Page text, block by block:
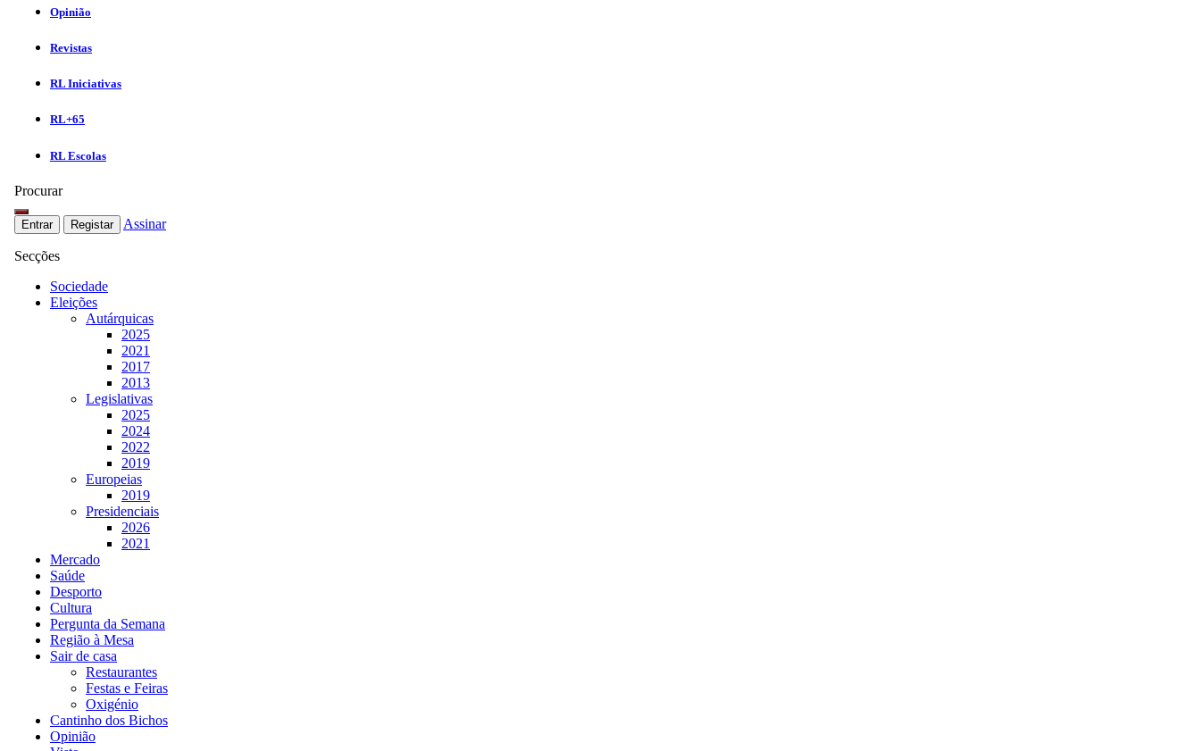
Opinião
Revistas
RL Iniciativas
RL+65
RL Escolas
Procurar
Entrar Registar Assinar
Secções
Sociedade
Eleições
Autárquicas
2025
2021
2017
2013
Legislativas
2025
2024
2022
2019
Europeias
2019
Presidenciais
2026
2021
Mercado
Saúde
Desporto
Cultura
Pergunta da Semana
Região à Mesa
Sair de casa
Restaurantes
Festas e Feiras
Oxigénio
Cantinho dos Bichos
Opinião